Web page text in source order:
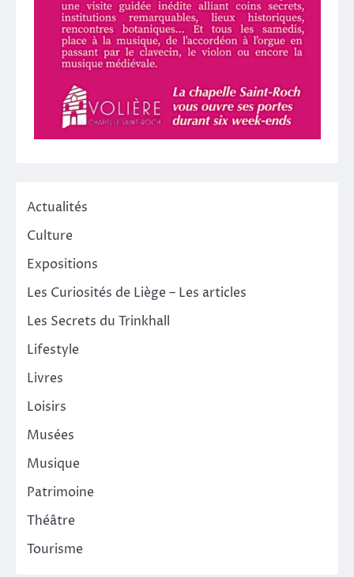
Actualités
Culture
Expositions
Les Curiosités de Liège – Les articles
Les Secrets du Trinkhall
Lifestyle
Livres
Loisirs
Musées
Musique
Patrimoine
Théâtre
Tourisme